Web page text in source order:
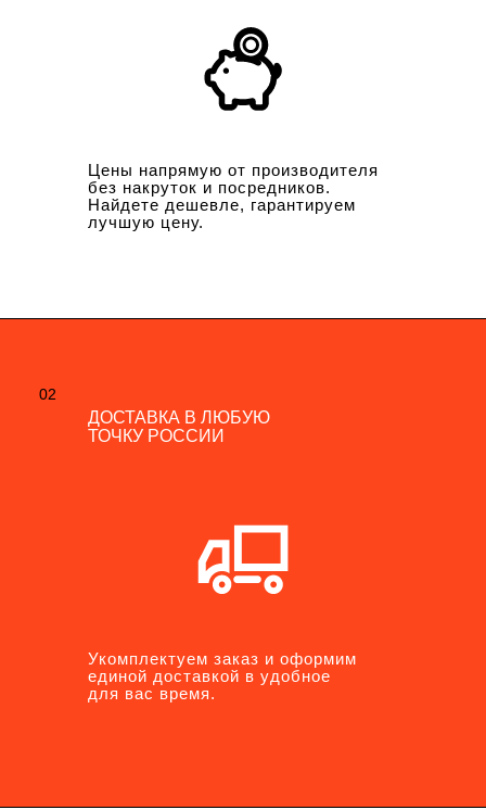
Цены напрямую от производителя
без накруток и посредников.
Найдете дешевле, гарантируем
лучшую цену.
02
ДОСТАВКА В ЛЮБУЮ
ТОЧКУ РОССИИ
Укомплектуем заказ и оформим
единой доставкой в удобное
для вас время.
02
ДОСТАВКА В ЛЮБУЮ
ТОЧКУ РОССИИ
Укомплектуем заказ и оформим
единой доставкой в удобное
для вас время.